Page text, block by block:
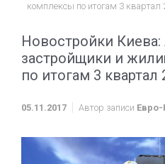
комплексы по итогам 3 квартал
Новостройки
застройщики и
по итогам 3 квартал
05.11.2017 Автор записи Евро-